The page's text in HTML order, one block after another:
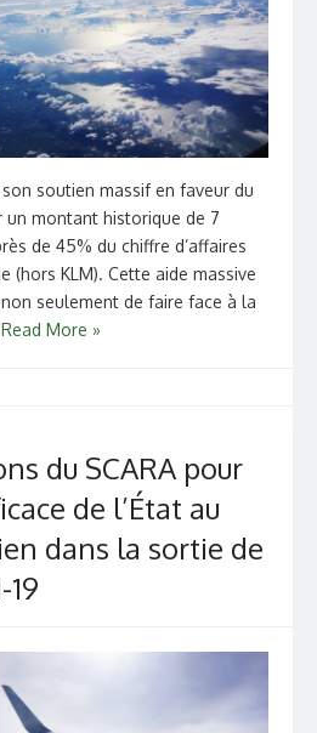
son soutien massif en faveur du
un montant historique de 7
de 45% du chiffre d’affaires
(hors KLM). Cette aide massive
seulement de faire face à la
Read More »
du SCARA pour
de l’État au
dans la sortie de